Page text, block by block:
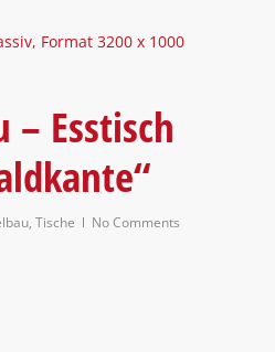
– Esstisch
, Tische No Comments